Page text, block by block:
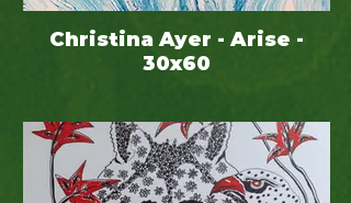
Christina Ayer - Arise -
30x60